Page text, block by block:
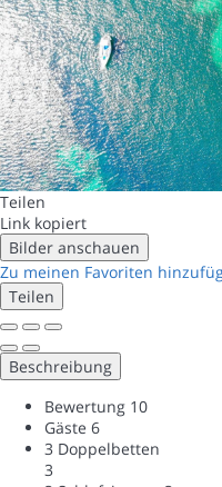
Teilen
Link kopiert
Bilder anschauen
Zu meinen Favoriten
Teilen
Beschreibung
Bewertung 10
Gäste 6
3 Doppelbetten
3